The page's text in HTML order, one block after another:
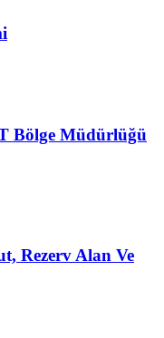
Bölge Müdürlüğü
Rezerv Alan Ve